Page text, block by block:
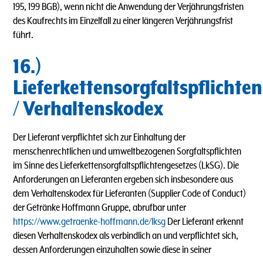
195, 199 BGB), wenn nicht die Anwendung der Verjährungsfristen
des Kaufrechts im Einzelfall zu einer längeren Verjährungsfrist
führt.
16.)
Lieferkettensorgfaltspflichten
/ Verhaltenskodex
Der Lieferant verpflichtet sich zur Einhaltung der
menschenrechtlichen und umweltbezogenen Sorgfaltspflichten
im Sinne des Lieferkettensorgfaltspflichtengesetzes (LkSG). Die
Anforderungen an Lieferanten ergeben sich insbesondere aus
dem Verhaltenskodex für Lieferanten (Supplier Code of Conduct)
der Getränke Hoffmann Gruppe, abrufbar unter
https://www.getraenke-hoffmann.de/lksg Der Lieferant erkennt
diesen Verhaltenskodex als verbindlich an und verpflichtet sich,
dessen Anforderungen einzuhalten sowie diese in seiner